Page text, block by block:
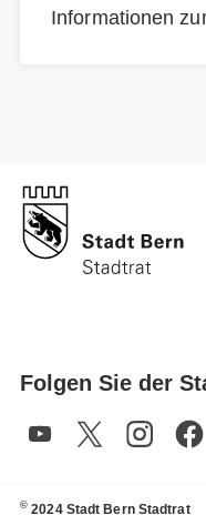
Informationen
Folgen Sie der
© 2024 Stadt Bern Stadtrat